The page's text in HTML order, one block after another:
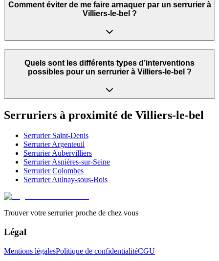
Comment éviter de me faire arnaquer par un serrurier à
Villiers-le-bel ?
Quels sont les différents types d’interventions
possibles pour un serrurier à Villiers-le-bel ?
Serruriers à proximité de Villiers-le-bel
Serrurier Saint-Denis
SerrurierArgenteuil
SerrurierAubervilliers
SerrurierAsnières-sur-Seine
SerrurierColombes
SerrurierAulnay-sous-Bois
Trouver votre serrurier proche de chez vous
Légal
Mentions légalesPolitique de confidentialitéCGU